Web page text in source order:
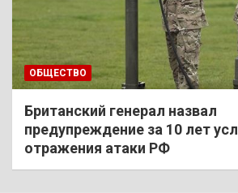
ОБЩЕСТВО
Британский генерал назвал
предупреждение за 10 лет
отражения атаки РФ